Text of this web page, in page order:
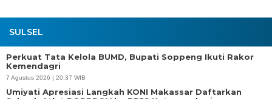
SULSEL
Perkuat Tata Kelola BUMD, Bupati Soppeng Ikuti Rakor
Kemendagri
7 Agustus 2026 | 20:37 WIB
Umiyati Apresiasi Langkah KONI Makassar Daftarkan